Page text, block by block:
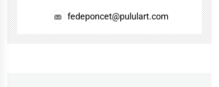
fedeponcet@pululart.com